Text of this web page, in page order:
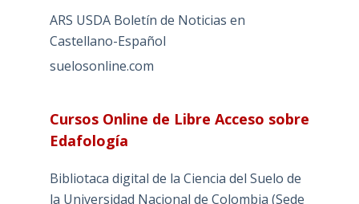
ARS USDA Boletín de Noticias en
Castellano-Español
suelosonline.com
Cursos Online de Libre Acceso sobre
Edafología
Bibliotaca digital de la Ciencia del Suelo de
la Universidad Nacional de Colombia (Sede